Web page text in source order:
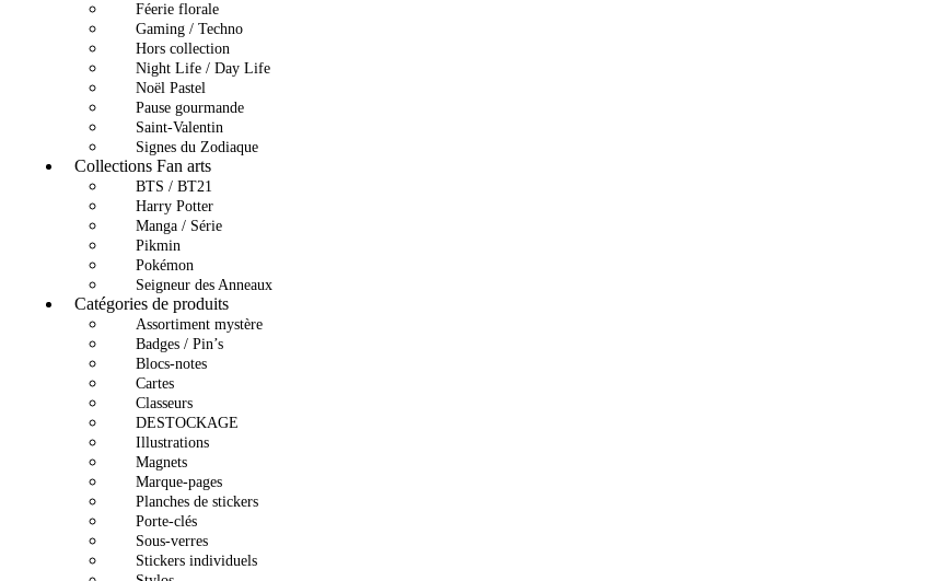
Féerie florale
Gaming / Techno
Hors collection
Night Life / Day Life
Noël Pastel
Pause gourmande
Saint-Valentin
Signes du Zodiaque
Collections Fan arts
BTS / BT21
Harry Potter
Manga / Série
Pikmin
Pokémon
Seigneur des Anneaux
Catégories de produits
Assortiment mystère
Badges / Pin’s
Blocs-notes
Cartes
Classeurs
DESTOCKAGE
Illustrations
Magnets
Marque-pages
Planches de stickers
Porte-clés
Sous-verres
Stickers individuels